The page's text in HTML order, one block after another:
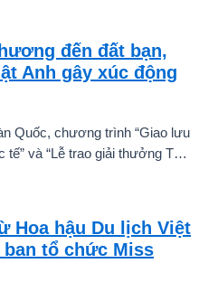
đến đất bạn,
Anh gây xúc động
Quốc, chương trình “Giao lưu
tế” và “Lễ trao giải thưởng Tài
sâu lắng, mang đậm hơi thở
Hoa hậu Du lịch Việt
ban tổ chức Miss